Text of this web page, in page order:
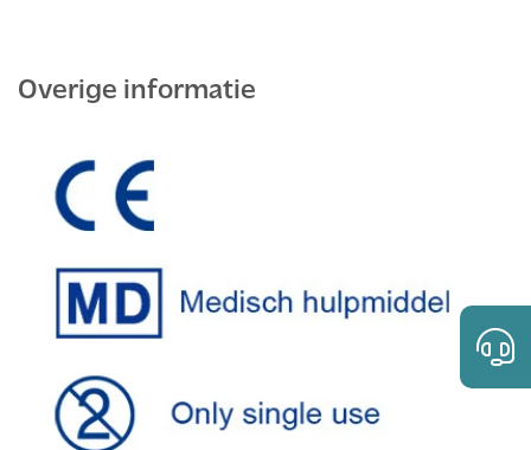
Overige informatie